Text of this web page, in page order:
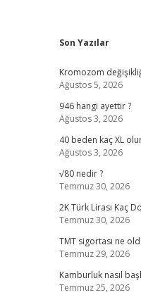
Sidebar
Son Yazılar
Kromozom
Ağustos 5, 2026
946 hangi ayettir ?
Ağustos 3, 2026
40 beden kaç XL
Ağustos 3, 2026
√80 nedir ?
Temmuz 30, 2026
2K Türk Lirası Kaç
Temmuz 30, 2026
TMT sigortası ne
Temmuz 29, 2026
Kamburluk nasıl
Temmuz 25, 2026